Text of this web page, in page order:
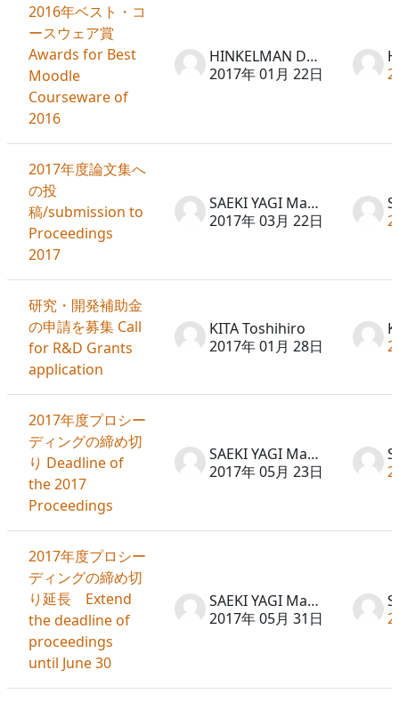
2016年ベスト・コ
ースウェア賞
Awards for Best
Moodle
Courseware of
2016
HINKELMAN Don
2017年 01月 22日
2017年度論文集へ
の投
稿/submission to
Proceedings
2017
SAEKI YAGI Machiko
2017年 03月 22日
研究・開発補助金
の申請を募集 Call
for R&D Grants
application
KITA Toshihiro
2017年 01月 28日
2017年度プロシー
ディングの締め切
り Deadline of
the 2017
Proceedings
SAEKI YAGI Machiko
2017年 05月 23日
2017年度プロシー
ディングの締め切
り延長 Extend
the deadline of
proceedings
until June 30
SAEKI YAGI Machiko
2017年 05月 31日